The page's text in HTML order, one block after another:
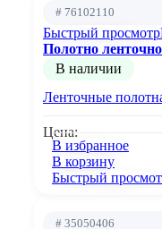
# 76102110
Быстрый просмотр
Полотно
В наличии
Ленточные
Цена:
В избранное
В корзину
Быстрый
# 35050406